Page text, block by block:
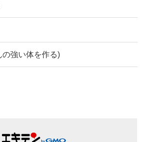
強い体を作る)